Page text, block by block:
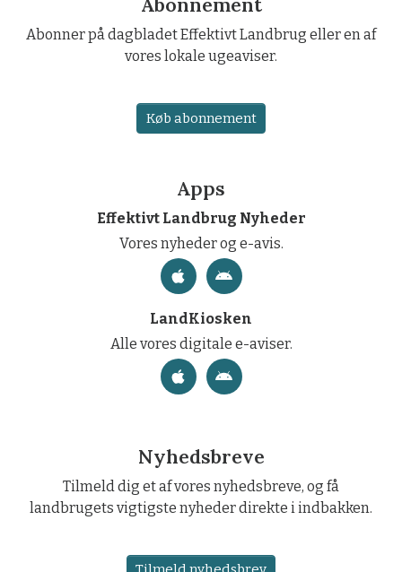
Abonner på dagbladet Effektivt Landbrug eller en af
vores lokale ugeaviser.
Køb abonnement
Apps
Effektivt Landbrug Nyheder
Vores nyheder og e-avis.
LandKiosken
Alle vores digitale e-aviser.
Nyhedsbreve
Tilmeld dig et af vores nyhedsbreve, og få
landbrugets vigtigste nyheder direkte i indbakken.